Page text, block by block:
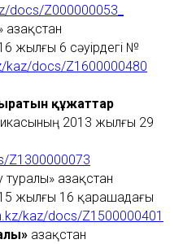
docs/Z000000053_
Қазақстан
жылғы 6 сәуірдегі №
kaz/docs/Z1600000480
құжаттар
2013 жылғы 29
Z1300000073
Қазақстан
жылғы 16 қарашадағы
kaz/docs/Z1500000401
Қазақстан